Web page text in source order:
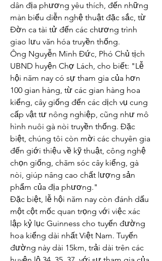
dân địa phương yêu thích, đến những
màn biểu diễn nghệ thuật đặc sắc, từ
Đờn ca tài tử đến các chương trình
giao lưu văn hóa truyền thống.
Ông Nguyễn Minh Đức, Phó Chủ tịch
UBND huyện Chợ Lách, cho biết: "Lễ
hội năm nay có sự tham gia của hơn
100 gian hàng, từ các gian hàng hoa
kiểng, cây giống đến các dịch vụ cung
cấp vật tư nông nghiệp, cũng như mô
hình nuôi gà nòi truyền thống. Đặc
biệt, chúng tôi còn mời các chuyên gia
đến giới thiệu về kỹ thuật, công nghệ
chọn giống, chăm sóc cây kiểng, gà
nòi, giúp nâng cao chất lượng sản
phẩm của địa phương."
Đặc biệt, lễ hội năm nay còn đánh dấu
một cột mốc quan trọng với việc xác
lập kỷ lục Guinness cho tuyến đường
hoa kiểng dài nhất Việt Nam. Tuyến
đường này dài 15km, trải dài trên các